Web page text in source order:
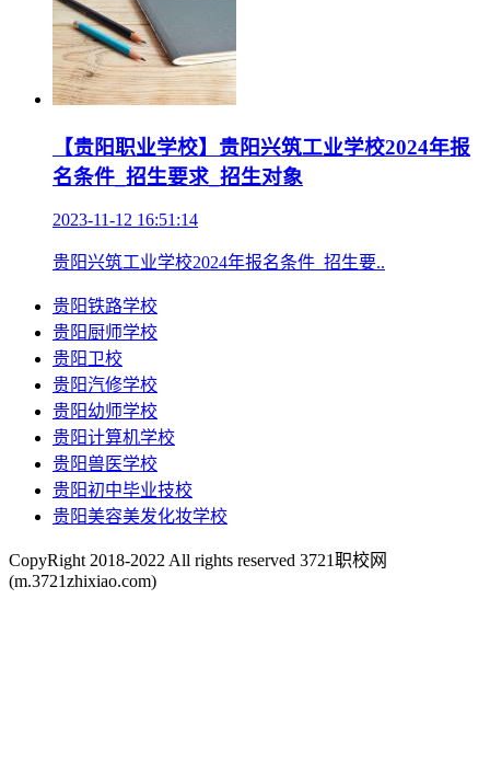
【贵阳职业学校】贵阳兴筑工业学校2024年报
名条件_招生要求_招生对象
2023-11-12 16:51:14
贵阳兴筑工业学校2024年报名条件_招生要..
贵阳铁路学校
贵阳厨师学校
贵阳卫校
贵阳汽修学校
贵阳幼师学校
贵阳计算机学校
贵阳兽医学校
贵阳初中毕业技校
贵阳美容美发化妆学校
CopyRight 2018-2022 All rights reserved 3721职校网
(m.3721zhixiao.com)